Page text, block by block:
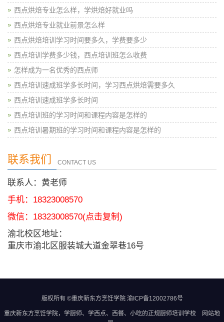
西点烘焙专业怎么样，学烘焙好就业吗
西点烘焙专业就业前景怎么样
西点烘焙培训学习时间要多久，学费要多少
西点培训学费多少钱，西点培训班怎么收费
怎样成为一名优秀的西点师
西点培训速成班学多长时间，学习西点烘焙需要多久
西点培训速成班学多长时间
西点培训班的学习时间和课程内容是怎样的
西点培训暑期班的学习时间和课程内容是怎样的
联系我们 CONTACT US
联系人：黄老师
手机：18323008570
微信： 18323008570(点击复制)
渝北校区地址：
重庆市渝北区服装城大道金翠巷16号
版权所有 ©重庆新东方烹饪学院 渝ICP备12002786号
重庆新东方烹饪学院，学厨师、学西点、西餐、小吃的正规厨师培训学校
网站地